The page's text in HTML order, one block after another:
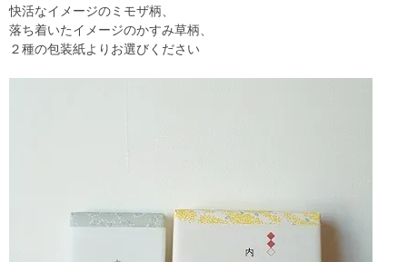
快活なイメージのミモザ柄、
落ち着いたイメージのかすみ草柄、
２種の包装紙よりお選びください